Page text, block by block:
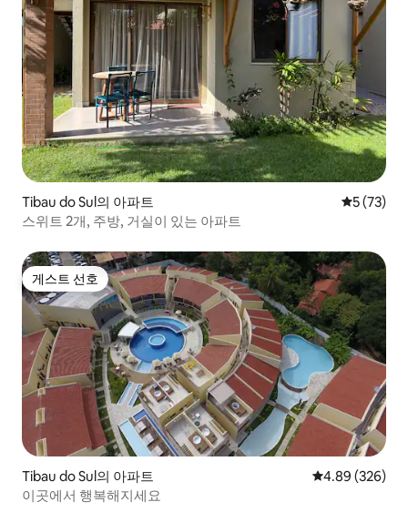
Tibau do Sul의 아파트 평점 5점
5 (73)
스위트 2개, 주방, 거실이 있는 아파트
게스트 선호
게스트 선호
Tibau do Sul의 아파트 평점 4.89점(5
4.89 (326)
이곳에서 행복해지세요